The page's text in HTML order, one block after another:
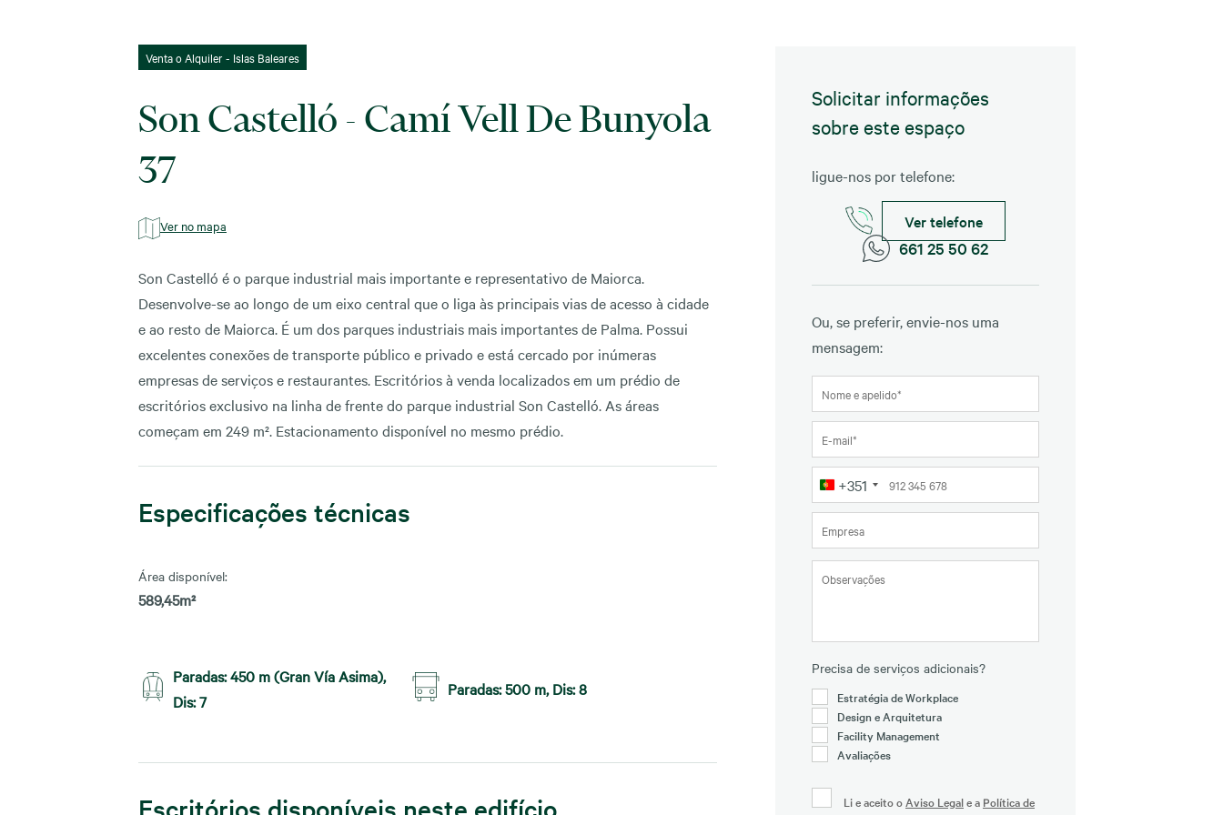
Venta o Alquiler - Islas Baleares
Son Castelló - Camí Vell De Bunyola
37
Ver no mapa
Son Castelló é o parque industrial mais importante e representativo de Maiorca.
Desenvolve-se ao longo de um eixo central que o liga às principais vias de acesso à cidade
e ao resto de Maiorca. É um dos parques industriais mais importantes de Palma. Possui
excelentes conexões de transporte público e privado e está cercado por inúmeras
empresas de serviços e restaurantes. Escritórios à venda localizados em um prédio de
escritórios exclusivo na linha de frente do parque industrial Son Castelló. As áreas
começam em 249 m². Estacionamento disponível no mesmo prédio.
Especificações técnicas
Área disponível:
589,45m²
Paradas: 450 m (Gran Vía Asima),
Dis: 7
Paradas: 500 m, Dis: 8
Solicitar informações
sobre este espaço
ligue-nos por telefone:
Ver telefone
661 25 50 62
Ou, se preferir, envie-nos uma
mensagem:
Portugal
+351
+351
Precisa de serviços adicionais?
Estratégia de Workplace
Design e Arquitetura
Facility Management
Avaliações
Li e aceito oAviso Legale a Política de